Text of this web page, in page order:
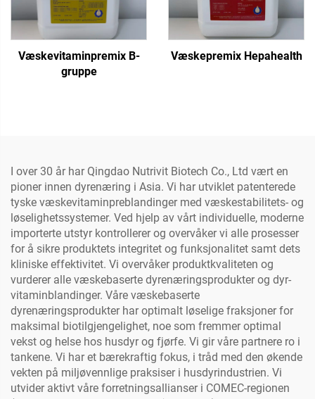
Væskevitaminpremix B-
gruppe
Væskepremix Hepahealth
I over 30 år har Qingdao Nutrivit Biotech Co., Ltd vært en
pioner innen dyrenæring i Asia. Vi har utviklet patenterede
tyske væskevitaminpreblandinger med væskestabilitets- og
løselighetssystemer. Ved hjelp av vårt individuelle, moderne
importerte utstyr kontrollerer og overvåker vi alle prosesser
for å sikre produktets integritet og funksjonalitet samt dets
kliniske effektivitet. Vi overvåker produktkvaliteten og
vurderer alle væskebaserte dyrenæringsprodukter og dyr-
vitaminblandinger. Våre væskebaserte
dyrenæringsprodukter har optimalt løselige fraksjoner for
maksimal biotilgjengelighet, noe som fremmer optimal
vekst og helse hos husdyr og fjørfe. Vi gir våre partnere ro i
tankene. Vi har et bærekraftig fokus, i tråd med den økende
vekten på miljøvennlige praksiser i husdyrindustrien. Vi
utvider aktivt våre forretningsallianser i COMEC-regionen